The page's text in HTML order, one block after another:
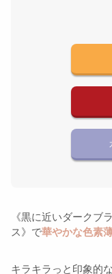
《黒に近いダークブ
ス》で華やかな色素
キラキラっと印象的